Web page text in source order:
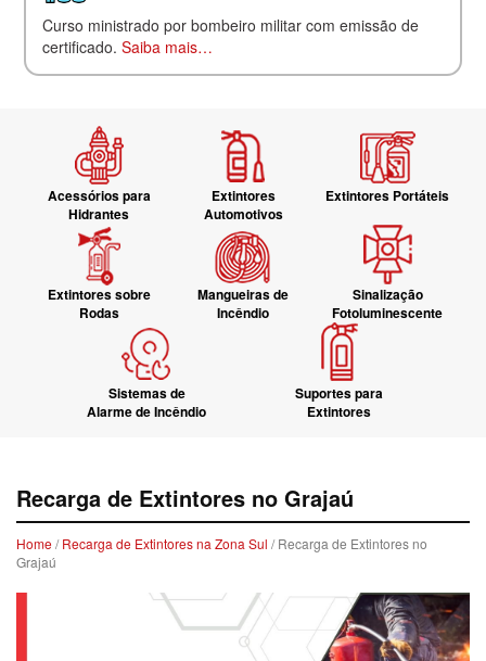
Curso ministrado por bombeiro militar com emissão de
certificado.Saiba mais…
Acessórios para
Hidrantes
Extintores
Automotivos
Extintores Portáteis
Extintores sobre
Rodas
Mangueiras de
Incêndio
Sinalização
Fotoluminescente
Sistemas de
Alarme de Incêndio
Suportes para
Extintores
Recarga de Extintores no Grajaú
Home/Recarga de Extintores na Zona Sul / Recarga de Extintores no
Grajaú